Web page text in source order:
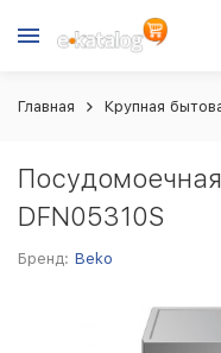
Главная Крупная
DFN05310S
Бренд: Beko